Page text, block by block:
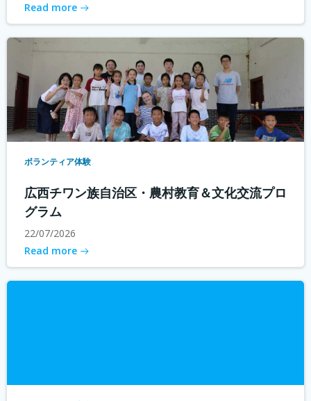
Read more
ボランティア体験
広西チワン族自治区・農村教育＆文化交流プロ
グラム
22/07/2026
Read more